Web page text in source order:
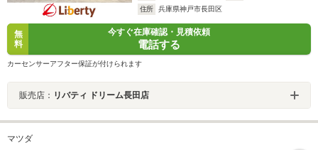
住所
兵庫県神戸市長田区
無
料
今すぐ在庫確認・見積依頼
電話する
カーセンサーアフター保証が付けられます
販売店： リバティ ドリーム長田店
マツダ